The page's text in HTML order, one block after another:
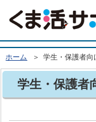
ホーム ＞ 学生・保護者向
学生・保護者